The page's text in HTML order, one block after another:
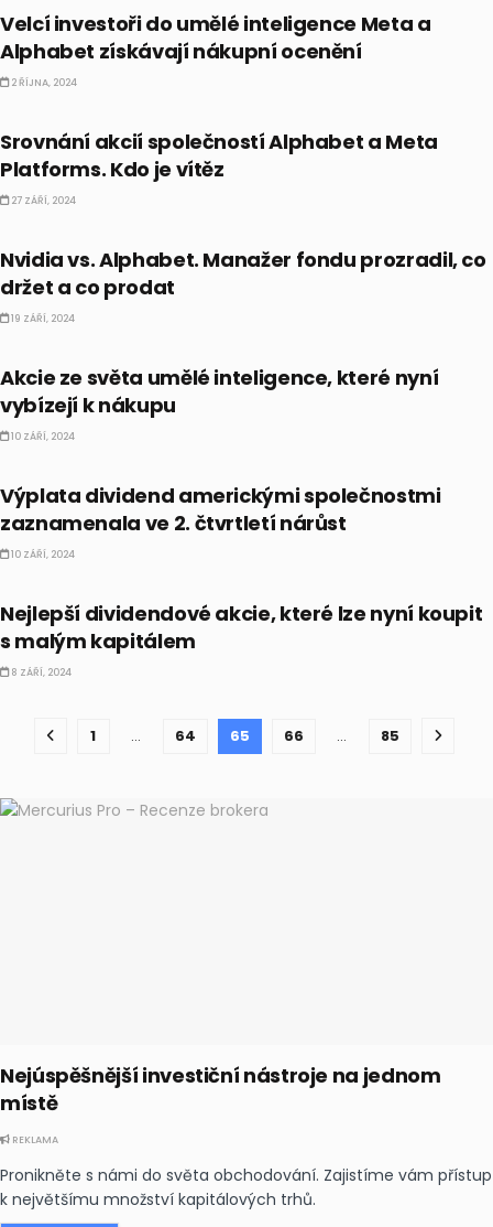
Velcí investoři do umělé inteligence Meta a
Alphabet získávají nákupní ocenění
2 ŘÍJNA, 2024
Srovnání akcií společností Alphabet a Meta
Platforms. Kdo je vítěz
27 ZÁŘÍ, 2024
Nvidia vs. Alphabet. Manažer fondu prozradil, co
držet a co prodat
19 ZÁŘÍ, 2024
Akcie ze světa umělé inteligence, které nyní
vybízejí k nákupu
10 ZÁŘÍ, 2024
Výplata dividend americkými společnostmi
zaznamenala ve 2. čtvrtletí nárůst
10 ZÁŘÍ, 2024
Nejlepší dividendové akcie, které lze nyní koupit
s malým kapitálem
8 ZÁŘÍ, 2024
1 … 64 65 66 … 85
Nejúspěšnější investiční nástroje na jednom
místě
REKLAMA
Pronikněte s námi do světa obchodování. Zajistíme vám přístup
k největšímu množství kapitálových trhů.